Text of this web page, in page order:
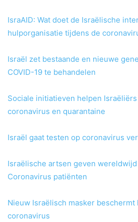
IsraAID: Wat doet de Israëlische
hulporganisatie tijdens de
Israël zet bestaande en nieuwe
COVID-19 te behandelen
Sociale initiatieven helpen
coronavirus en quarantaine
Israël gaat testen op coronavirus
Israëlische artsen geven
Coronavirus patiënten
Nieuw Israëlisch masker
coronavirus